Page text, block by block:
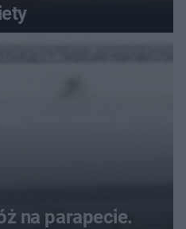
na parapecie.